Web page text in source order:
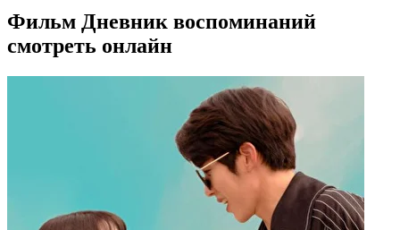
Фильм Дневник воспоминаний
смотреть онлайн